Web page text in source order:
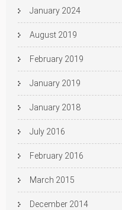
January 2024
August 2019
February 2019
January 2019
January 2018
July 2016
February 2016
March 2015
December 2014